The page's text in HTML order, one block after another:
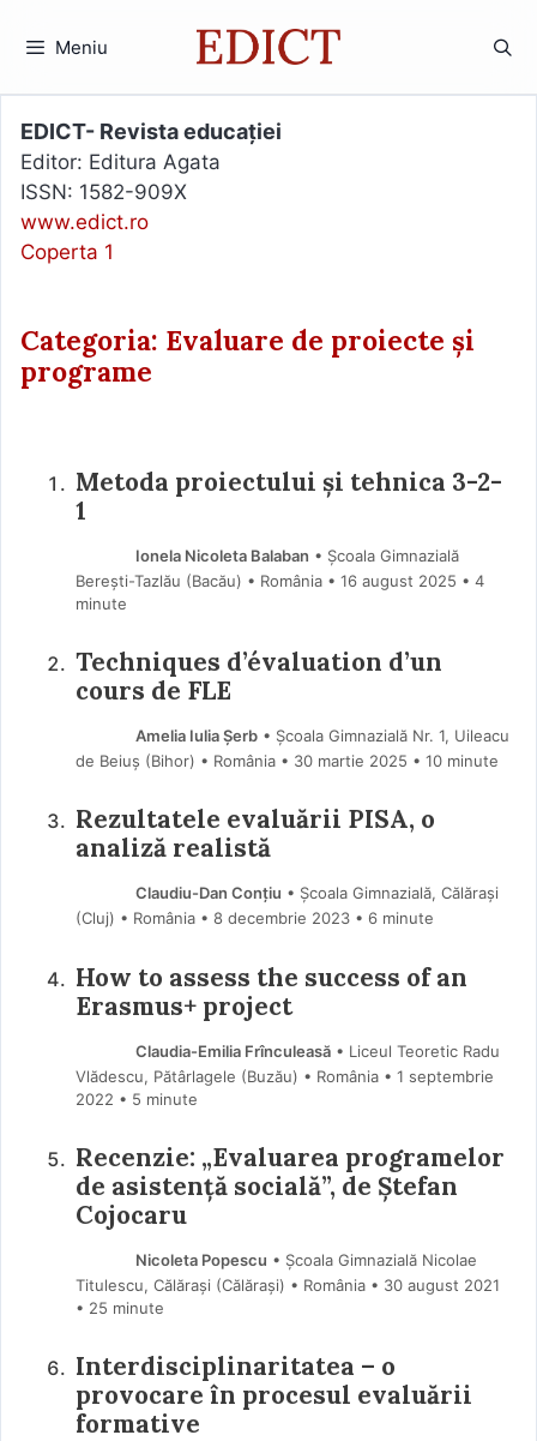
Meniu
EDICT- Revista educației
Editor: Editura Agata
ISSN: 1582-909X
www.edict.ro
Coperta 1
Categoria: Evaluare de proiecte și
programe
Metoda proiectului și tehnica 3-2-
1
Ionela Nicoleta Balaban • Școala Gimnazială
Berești-Tazlău (Bacău) • România
16 august 2025 • 4
minute
Techniques d’évaluation d’un
cours de FLE
Amelia Iulia Șerb• Școala Gimnazială Nr. 1, Uileacu
de Beiuș (Bihor) • România
30 martie 2025 • 10 minute
Rezultatele evaluării PISA, o
analiză realistă
Claudiu-Dan Conțiu • Școala Gimnazială, Călărași
(Cluj) • România
8 decembrie 2023 • 6 minute
How to assess the success of an
Erasmus+ project
Claudia-Emilia Frînculeasă• Liceul Teoretic Radu
Vlădescu, Pătârlagele (Buzău) • România
1 septembrie
2022 • 5 minute
Recenzie: „Evaluarea programelor
de asistență socială”, de Ștefan
Cojocaru
Nicoleta Popescu • Școala Gimnazială Nicolae
Titulescu, Călărași (Călărași) • România
30 august 2021
• 25 minute
Interdisciplinaritatea – o
provocare în procesul evaluării
formative